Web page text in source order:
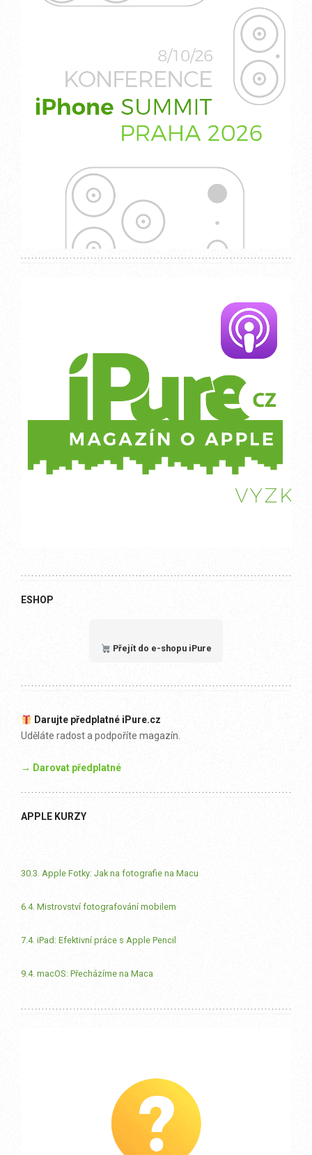
ESHOP
Přejít do e-shopu iPure
Darujte předplatné iPure.cz
Uděláte radost a podpoříte magazín.
→ Darovat předplatné
APPLE KURZY
30.3. Apple Fotky: Jak na fotografie na Macu
6.4. Mistrovství fotografování mobilem
7.4. iPad: Efektivní práce s Apple Pencil
9.4. macOS: Přecházíme na Maca